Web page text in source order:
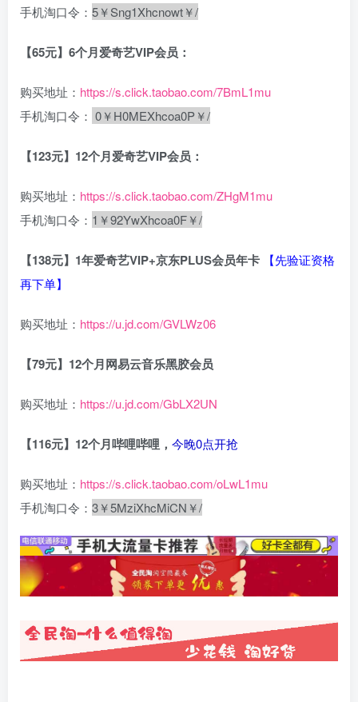
手机淘口令： 5￥Sng1Xhcnowt￥/
【65元】6个月爱奇艺VIP会员：
购买地址： https://s.click.taobao.com/7BmL1mu
手机淘口令： 0￥H0MEXhcoa0P￥/
【123元】12个月爱奇艺VIP会员：
购买地址： https://s.click.taobao.com/ZHgM1mu
手机淘口令： 1￥92YwXhcoa0F￥/
【138元】1年爱奇艺VIP+京东PLUS会员年卡
【先验证资格
再下单】
购买地址： https://u.jd.com/GVLWz06
【79元】12个月网易云音乐黑胶会员
购买地址： https://u.jd.com/GbLX2UN
【116元】12个月哔哩哔哩， 今晚0点开抢
购买地址： https://s.click.taobao.com/oLwL1mu
手机淘口令： 3￥5MziXhcMiCN￥/